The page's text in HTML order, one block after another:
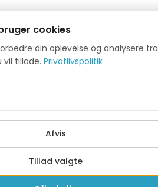
cookies
din oplevelse og analysere
tillade. Privatlivspolitik
Afvis
Tillad valgte